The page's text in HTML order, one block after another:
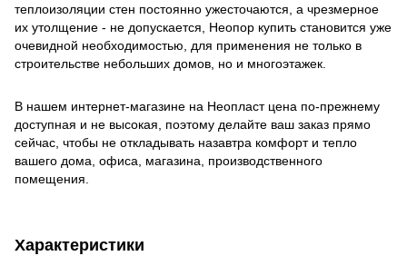
теплоизоляции стен постоянно ужесточаются, а чрезмерное
их утолщение - не допускается, Неопор купить становится уже
очевидной необходимостью, для применения не только в
строительстве небольших домов, но и многоэтажек.
В нашем интернет-магазине на Неопласт цена по-прежнему
доступная и не высокая, поэтому делайте ваш заказ прямо
сейчас, чтобы не откладывать назавтра комфорт и тепло
вашего дома, офиса, магазина, производственного
помещения.
Характеристики